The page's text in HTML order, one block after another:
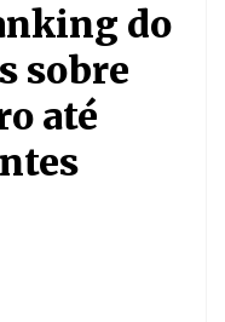
do
sobre
até